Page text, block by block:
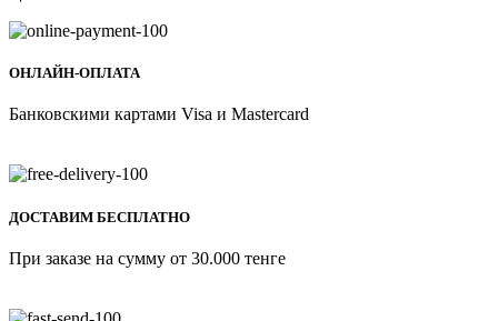
ОНЛАЙН-ОПЛАТА
Банковскими картами Visa и Mastercard
ДОСТАВИМ БЕСПЛАТНО
При заказе на сумму от 30.000 тенге